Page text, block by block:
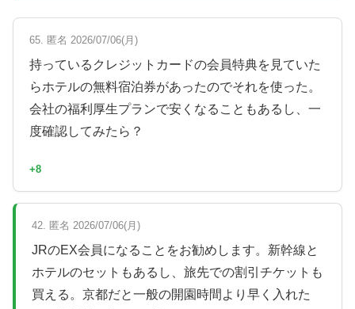
65. 匿名 2026/07/06(月)
持っているクレジットカードの会員特典を見ていた
らホテルの無料宿泊券があったのでそれを使った。
会社の福利厚生プランで安くなることもあるし、一
度確認してみたら？
+8
42. 匿名 2026/07/06(月)
JRのEX会員になることをお勧めします。新幹線と
ホテルのセットもあるし、旅先での割引チケットも
買える。京都だと一般の開園時間より早く入れた